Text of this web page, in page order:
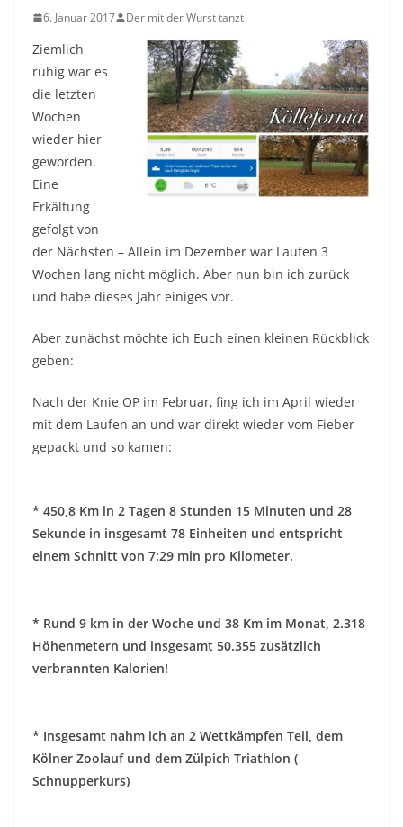
6. Januar 2017 Der mit der Wurst tanzt
Ziemlich
ruhig war es
die letzten
Wochen
wieder hier
geworden.
Eine
Erkältung
gefolgt von
der Nächsten – Allein im Dezember war Laufen 3
Wochen lang nicht möglich. Aber nun bin ich zurück
und habe dieses Jahr einiges vor.
Aber zunächst möchte ich Euch einen kleinen Rückblick
geben:
Nach der Knie OP im Februar, fing ich im April wieder
mit dem Laufen an und war direkt wieder vom Fieber
gepackt und so kamen:
* 450,8 Km in 2 Tagen 8 Stunden 15 Minuten und 28
Sekunde in insgesamt 78 Einheiten und entspricht
einem Schnitt von 7:29 min pro Kilometer.
* Rund 9 km in der Woche und 38 Km im Monat, 2.318
Höhenmetern und insgesamt 50.355 zusätzlich
verbrannten Kalorien!
* Insgesamt nahm ich an 2 Wettkämpfen Teil, dem
Kölner Zoolauf und dem Zülpich Triathlon (
Schnupperkurs)